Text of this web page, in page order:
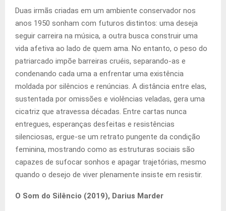
Duas irmãs criadas em um ambiente conservador nos
anos 1950 sonham com futuros distintos: uma deseja
seguir carreira na música, a outra busca construir uma
vida afetiva ao lado de quem ama. No entanto, o peso do
patriarcado impõe barreiras cruéis, separando-as e
condenando cada uma a enfrentar uma existência
moldada por silêncios e renúncias. A distância entre elas,
sustentada por omissões e violências veladas, gera uma
cicatriz que atravessa décadas. Entre cartas nunca
entregues, esperanças desfeitas e resistências
silenciosas, ergue-se um retrato pungente da condição
feminina, mostrando como as estruturas sociais são
capazes de sufocar sonhos e apagar trajetórias, mesmo
quando o desejo de viver plenamente insiste em resistir.
O Som do Silêncio (2019), Darius Marder